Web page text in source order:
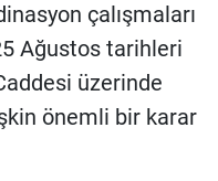
çalışmaları
Ağustos tarihleri
üzerinde
önemli bir karar